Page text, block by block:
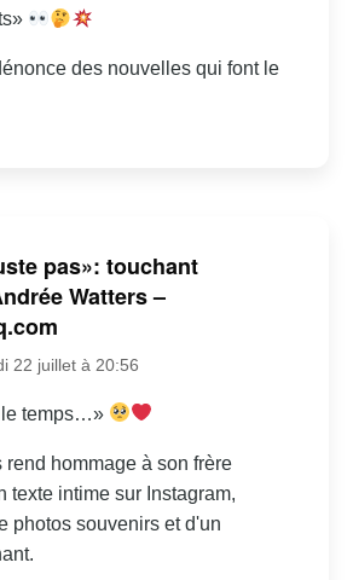
des nouvelles qui font le
pas»: touchant
Watters –
22 juillet à 20:56
le temps…»
rend hommage à son frère
texte intime sur Instagram,
photos souvenirs et d'un